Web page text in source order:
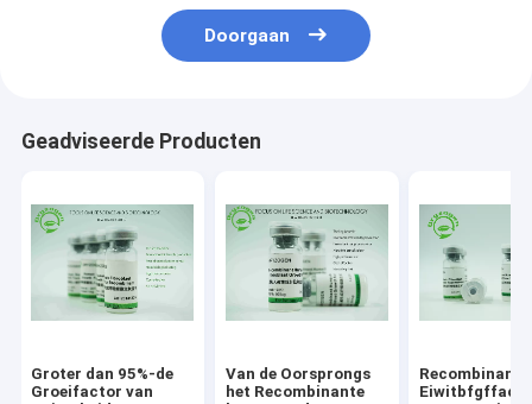
Doorgaan
Geadviseerde Producten
Groter dan 95%-de
Groeifactor van
Van de Oorsprongs
het Recombinante
Recombinante